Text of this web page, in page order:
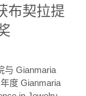
布契拉提
与 Gianmaria
度 Gianmaria